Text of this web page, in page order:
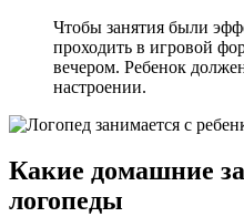
Чтобы занятия были
проходить в игровой
вечером. Ребенок
настроении.
Какие домашние
логопеды